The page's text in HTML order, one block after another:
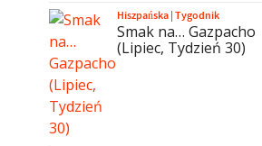
Hiszpańska|Tygodnik
Smak na… Gazpacho
(Lipiec, Tydzień 30)